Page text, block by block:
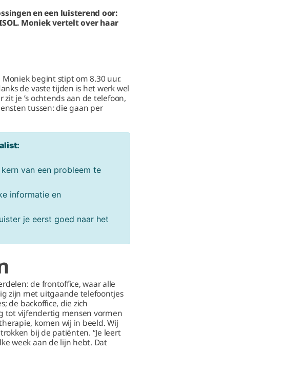
en een luisterend oor:
Moniek vertelt over haar
begint stipt om 8.30 uur.
de vaste tijden is het werk wel
je ’s ochtends aan de telefoon,
tussen: die gaan per
van een probleem te
informatie en
je eerst goed naar het
de frontoffice, waar alle
zijn met uitgaande telefoontjes
de backoffice, die zich
tot vijfendertig mensen vormen
komen wij in beeld. Wij
bij de patiënten. “Je leert
week aan de lijn hebt. Dat